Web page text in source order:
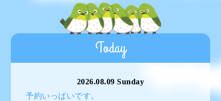
Today
2026.08.09 Sunday
予約いっぱいです。